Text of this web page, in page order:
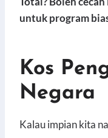
untuk program
Kos
Negara
Kalau impian kita